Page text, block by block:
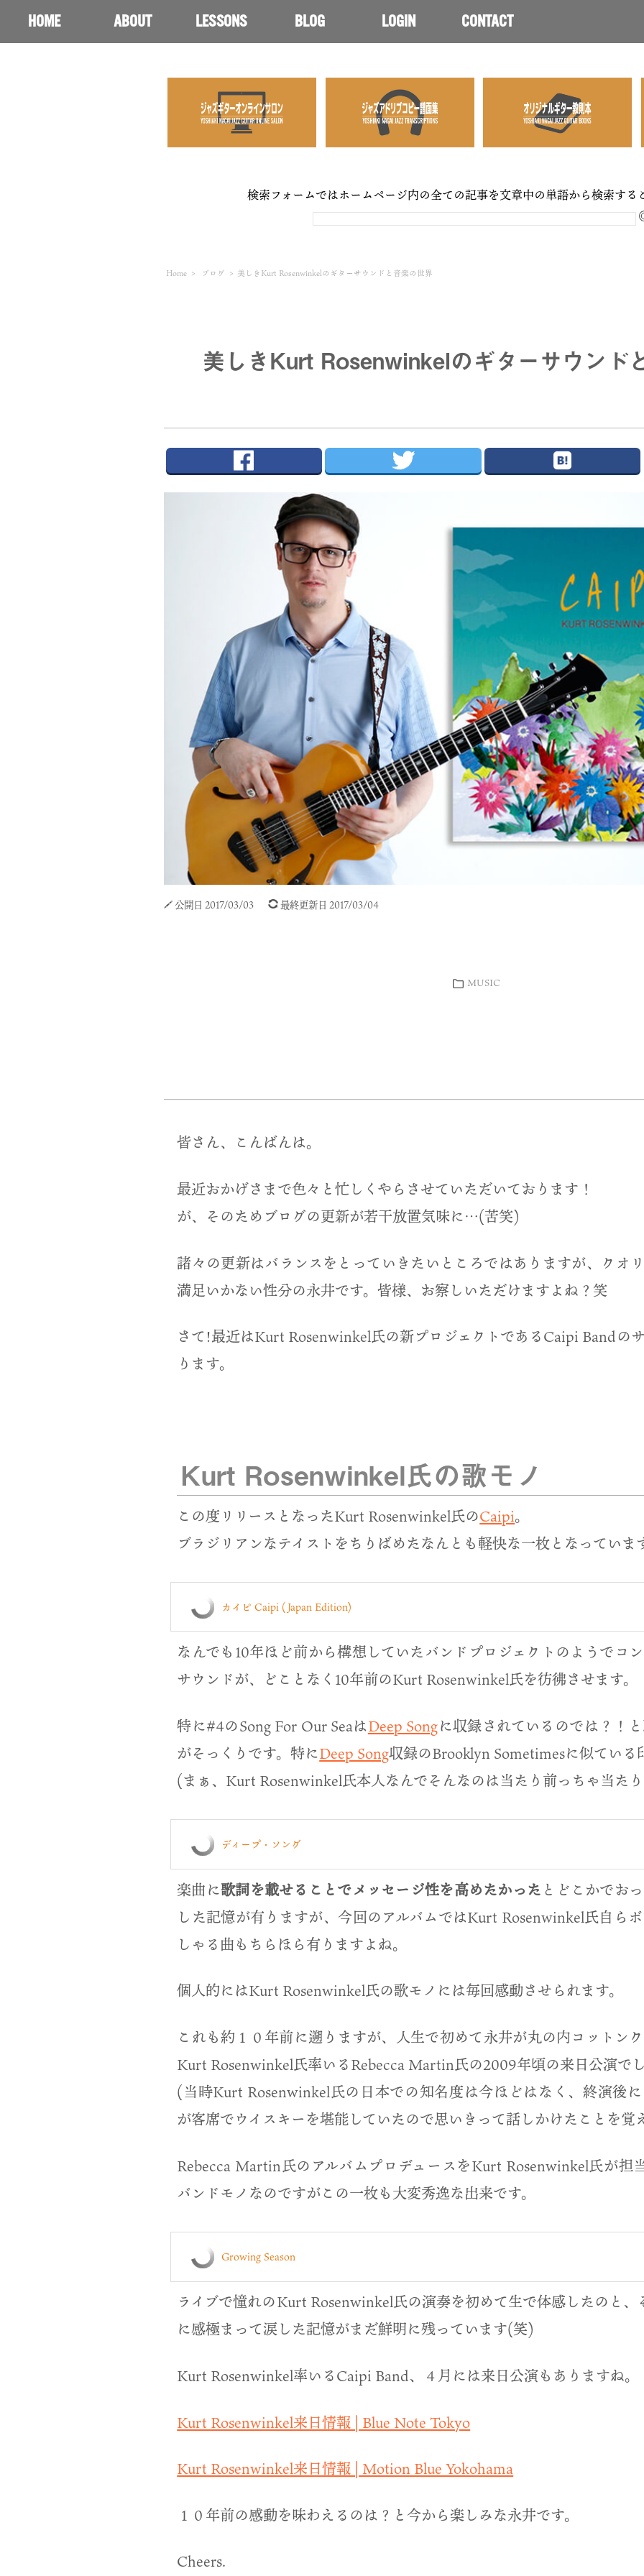
HOME ABOUT LESSONS BLOG LOGIN CONTACT
検索フォームではホームページ内の全ての記事を文章中の単語から検索する
Home > ブログ > 美しきKurt Rosenwinkelのギターサウンドと音楽の世界
美しきKurt Rosenwinkelのギターサウンド
公開日 2017/03/03 最終更新日 2017/03/04
MUSIC
皆さん、こんばんは。
最近おかげさまで色々と忙しくやらさせていただいております！
が、そのためブログの更新が若干放置気味に…(苦笑)
諸々の更新はバランスをとっていきたいところではありますが、クオ
満足いかない性分の永井です。皆様、お察しいただけますよね？笑
さて!最近はKurt Rosenwinkel氏の新プロジェクトであるCaipi Bandの
ります。
Kurt Rosenwinkel氏の歌モノ
この度リリースとなったKurt Rosenwinkel氏のCaipi。
ブラジリアンなテイストをちりばめたなんとも軽快な一枚となっていま
カイピ Caipi (Japan Edition)
なんでも10年ほど前から構想していたバンドプロジェクトのようでコ
サウンドが、どことなく10年前のKurt Rosenwinkel氏を彷彿させます。
特に#4のSong For Our SeaはDeep Songに収録されているのでは？！
がそっくりです。特にDeep Song収録のBrooklyn Sometimesに似ている
(まぁ、Kurt Rosenwinkel氏本人なんでそんなのは当たり前っちゃ当た
ディープ・ソング
楽曲に歌詞を載せることでメッセージ性を高めたかった とどこかでお
した記憶が有りますが、今回のアルバムではKurt Rosenwinkel氏自ら
しゃる曲もちらほら有りますよね。
個人的にはKurt Rosenwinkel氏の歌モノには毎回感動させられます。
これも約１０年前に遡りますが、人生で初めて永井が丸の内コットン
Kurt Rosenwinkel氏率いるRebecca Martin氏の2009年頃の来日公演でし
(当時Kurt Rosenwinkel氏の日本での知名度は今ほどはなく、終演後
が客席でウイスキーを堪能していたので思いきって話しかけたことを覚
Rebecca Martin氏のアルバムプロデュースをKurt Rosenwinkel氏が担
バンドモノなのですがこの一枚も大変秀逸な出来です。
Growing Season
ライブで憧れのKurt Rosenwinkel氏の演奏を初めて生で体感したのと
に感極まって涙した記憶がまだ鮮明に残っています(笑)
Kurt Rosenwinkel率いるCaipi Band、４月には来日公演もありますね。
Kurt Rosenwinkel来日情報 | Blue Note Tokyo
Kurt Rosenwinkel来日情報 | Motion Blue Yokohama
１０年前の感動を味わえるのは？と今から楽しみな永井です。
Cheers.